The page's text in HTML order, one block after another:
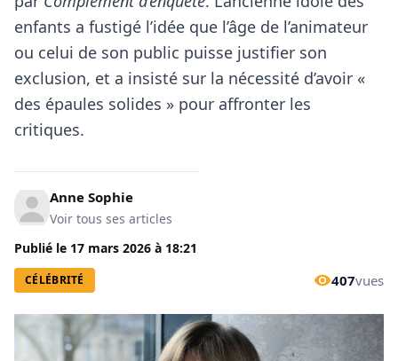
enfants a fustigé l’idée que l’âge de l’animateur
ou celui de son public puisse justifier son
exclusion, et a insisté sur la nécessité d’avoir «
des épaules solides » pour affronter les
critiques.
Anne Sophie
Voir tous ses articles
Publié le 17 mars 2026 à 18:21
CÉLÉBRITÉ 407vues